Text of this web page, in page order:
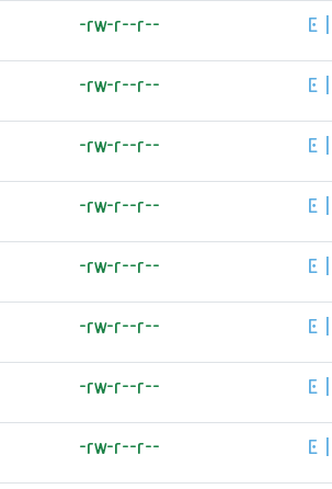
-rw-r--r-- E
-rw-r--r-- E
-rw-r--r-- E
-rw-r--r-- E
-rw-r--r-- E
-rw-r--r-- E
-rw-r--r-- E
-rw-r--r-- E